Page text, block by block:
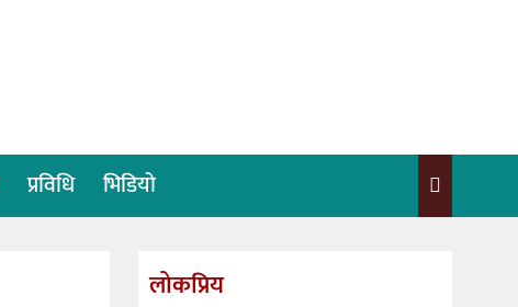
प्रविधि भिडियो
लोकप्रिय